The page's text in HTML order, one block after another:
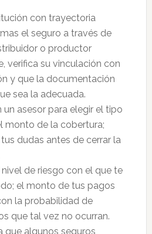
con trayectoria
el seguro a través de
o productor
verifica su vinculación con
y que la documentación
sea la adecuada.
un asesor para elegir el tipo
monto de la cobertura;
dudas antes de cerrar la
de riesgo con el que te
el monto de tus pagos
la probabilidad de
que tal vez no ocurran.
que algunos seguros